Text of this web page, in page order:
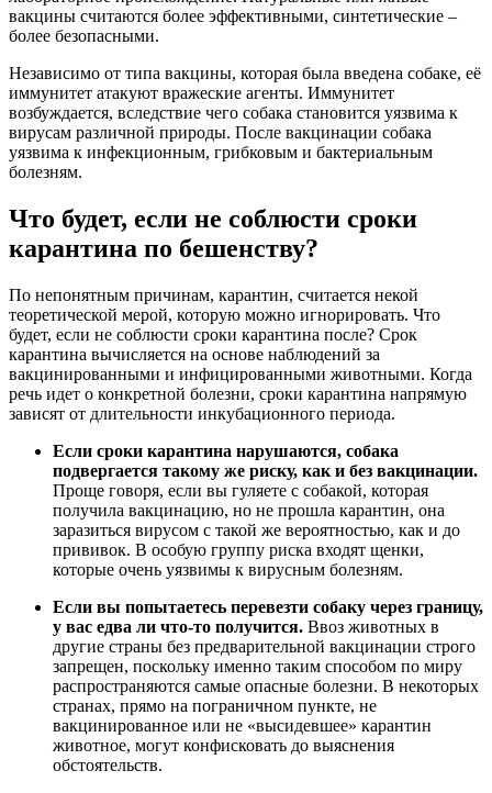
вакцины считаются более эффективными, синтетические –
более безопасными.
Независимо от типа вакцины, которая была введена собаке, её
иммунитет атакуют вражеские агенты. Иммунитет
возбуждается, вследствие чего собака становится уязвима к
вирусам различной природы. После вакцинации собака
уязвима к инфекционным, грибковым и бактериальным
болезням.
Что будет, если не соблюсти сроки
карантина по бешенству?
По непонятным причинам, карантин, считается некой
теоретической мерой, которую можно игнорировать. Что
будет, если не соблюсти сроки карантина после? Срок
карантина вычисляется на основе наблюдений за
вакцинированными и инфицированными животными. Когда
речь идет о конкретной болезни, сроки карантина напрямую
зависят от длительности инкубационного периода.
Если сроки карантина нарушаются, собака
подвергается такому же риску, как и без вакцинации.
Проще говоря, если вы гуляете с собакой, которая
получила вакцинацию, но не прошла карантин, она
заразиться вирусом с такой же вероятностью, как и до
прививок. В особую группу риска входят щенки,
которые очень уязвимы к вирусным болезням.
Если вы попытаетесь перевезти собаку через границу,
у вас едва ли что-то получится. Ввоз животных в
другие страны без предварительной вакцинации строго
запрещен, поскольку именно таким способом по миру
распространяются самые опасные болезни. В некоторых
странах, прямо на пограничном пункте, не
вакцинированное или не «высидевшее» карантин
животное, могут конфисковать до выяснения
обстоятельств.